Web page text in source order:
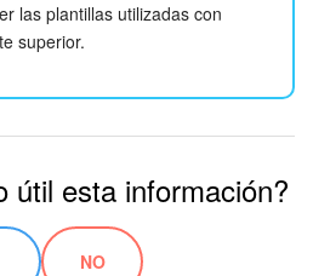
las plantillas utilizadas con
superior.
útil esta información?
NO